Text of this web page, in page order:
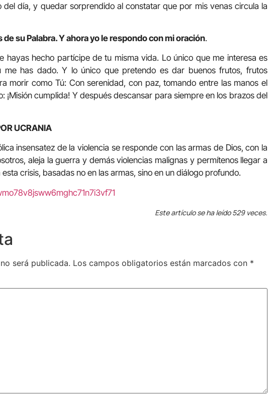
del día, y quedar sorprendido al constatar que por mis venas circula la
su Palabra. Y ahora yo le respondo con mi oración.
hayas hecho partícipe de tu misma vida. Lo único que me interesa es
has dado. Y lo único que pretendo es dar buenos frutos, frutos
morir como Tú: Con serenidad, con paz, tomando entre las manos el
¡Misión cumplida! Y después descansar para siempre en los brazos del
UCRANIA
insensatez de la violencia se responde con las armas de Dios, con la
aleja la guerra y demás violencias malignas y permítenos llegar a
crisis, basadas no en las armas, sino en un diálogo profundo.
Este artículo se ha leído 529 veces.
será publicada. Los campos obligatorios están marcados con *